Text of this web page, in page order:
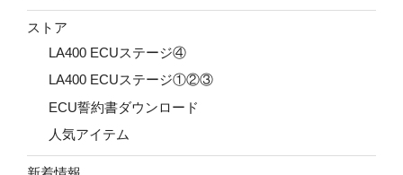
ストア
LA400 ECUステージ④
LA400 ECUステージ①②③
ECU誓約書ダウンロード
人気アイテム